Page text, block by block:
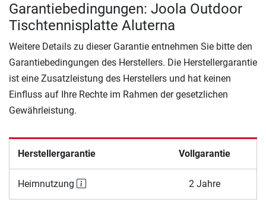
Garantiebedingungen: Joola Outdoor
Tischtennisplatte Aluterna
Weitere Details zu dieser Garantie entnehmen Sie bitte den
Garantiebedingungen des Herstellers. Die Herstellergarantie
ist eine Zusatzleistung des Herstellers und hat keinen
Einfluss auf Ihre Rechte im Rahmen der gesetzlichen
Gewährleistung.
Herstellergarantie Vollgarantie
Heimnutzung 2 Jahre